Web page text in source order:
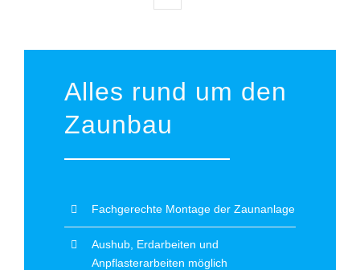
Alles rund um den
Zaunbau
Fachgerechte Montage der Zaunanlage
Aushub, Erdarbeiten und
Anpflasterarbeiten möglich